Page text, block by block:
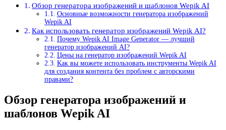
Обзор генератора изображений и шаблонов Wepik AI
Основные возможности генератора изображений
Wepik AI
Как использовать генератор изображений Wepik AI?
Почему Wepik AI Image Generator — лучший
генератор изображений AI?
Цены на генератор изображений Wepik AI
Как вы можете использовать инструменты Wepik AI
для создания контента без проблем с авторскими
правами?
Обзор генератора изображений и
шаблонов Wepik AI